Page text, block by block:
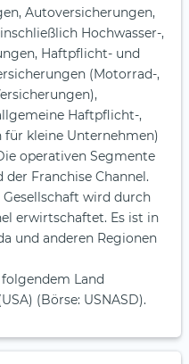
Autoversicherungen,
Hochwasser-,
Haftpflicht- und
(Motorrad-,
Haftpflicht-,
für kleine Unternehmen)
operativen Segmente
Franchise Channel.
wird durch
erwirtschaftet. Es ist in
und anderen Regionen
Land
(Börse: USNASD).